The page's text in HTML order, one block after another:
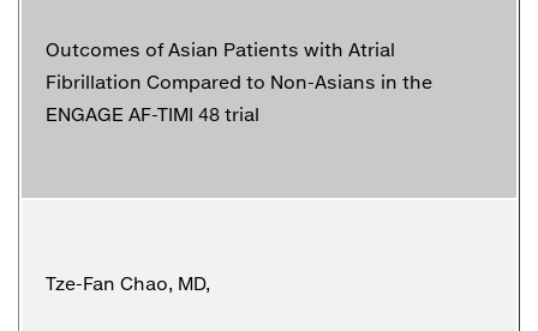
Outcomes of Asian Patients with Atrial
Fibrillation Compared to Non-Asians in the
ENGAGE AF-TIMI 48 trial
Tze-Fan Chao, MD,